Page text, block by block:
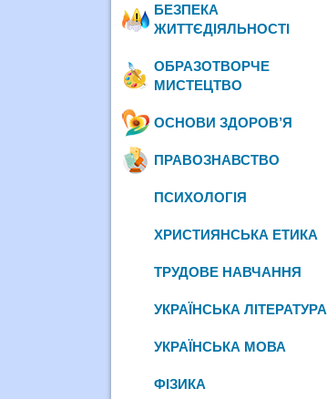
БЕЗПЕКА
ЖИТТЄДІЯЛЬНОСТІ
ОБРАЗОТВОРЧЕ
МИСТЕЦТВО
ОСНОВИ ЗДОРОВ’Я
ПРАВОЗНАВСТВО
ПСИХОЛОГІЯ
ХРИСТИЯНСЬКА ЕТИКА
ТРУДОВЕ НАВЧАННЯ
УКРАЇНСЬКА ЛІТЕРАТУРА
УКРАЇНСЬКА МОВА
ФІЗИКА